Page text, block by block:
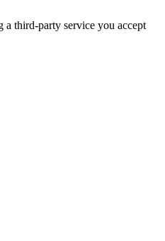
third-party service you accept